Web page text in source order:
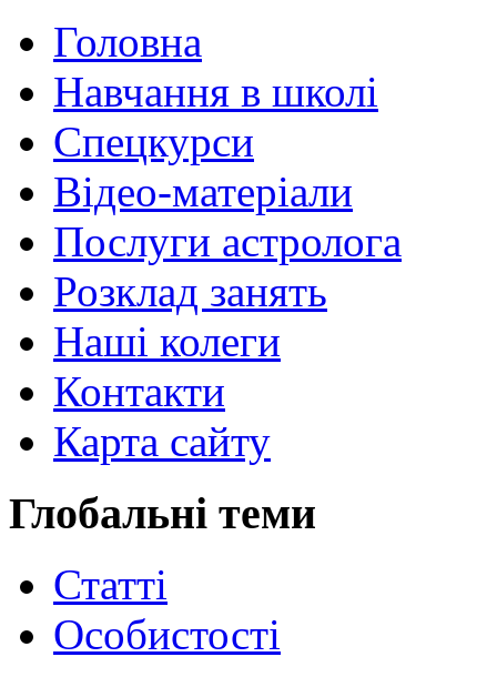
Головна
Навчання в школі
Спецкурси
Відео-матеріали
Послуги астролога
Розклад занять
Наші колеги
Контакти
Карта сайту
Глобальні теми
Статті
Особистості